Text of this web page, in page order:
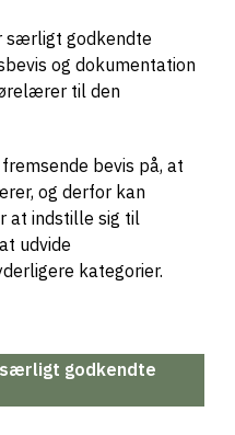
særligt godkendte
og dokumentation
til den
bevis på, at
og derfor kan
at indstille sig til
udvide
kategorier.
godkendte